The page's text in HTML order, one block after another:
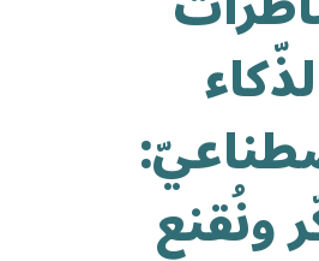
ونُقنع